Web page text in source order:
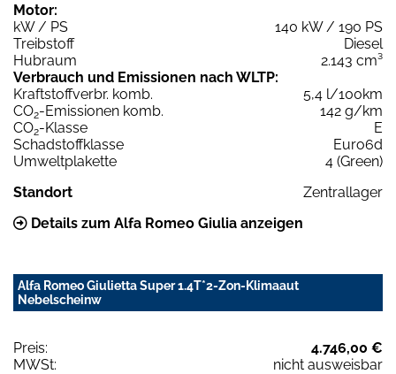
Motor:
kW / PS
140 kW / 190 PS
Treibstoff
Diesel
Hubraum
2.143 cm³
Verbrauch und Emissionen nach WLTP:
Kraftstoffverbr. komb.
5,4 l/100km
CO2-Emissionen komb.
142 g/km
CO2-Klasse
E
Schadstoffklasse
Euro6d
Umweltplakette
4 (Green)
Standort
Zentrallager
Details zum Alfa Romeo Giulia anzeigen
Alfa Romeo Giulietta Super 1.4T*2-Zon-Klimaaut
Nebelscheinw
Preis:
4.746,00 €
MWSt:
nicht ausweisbar